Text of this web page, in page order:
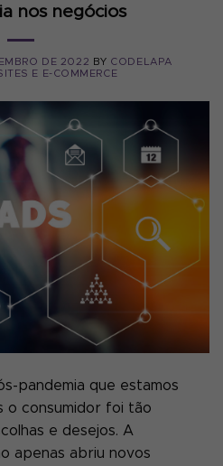
nos negócios
DE 2022 BY CODELAPA
E E-COMMERCE
pandemia que estamos
o consumidor foi tão
e desejos. A
apenas abriu novos